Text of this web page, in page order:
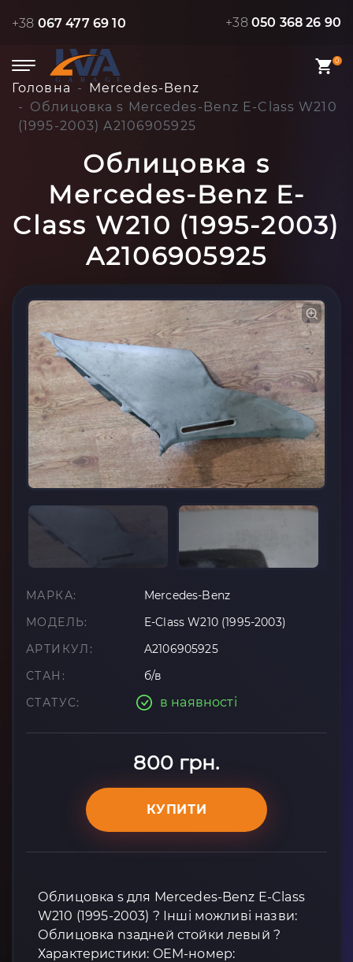
+38 067 477 69 10 +38 050 368 26 90
0
Головна
Mercedes-Benz
Облицовка s Mercedes-Benz E-Class W210
(1995-2003) A2106905925
Облицовка s
Mercedes-Benz E-
Class W210 (1995-2003)
A2106905925
МАРКА:
Mercedes-Benz
МОДЕЛЬ:
E-Class W210 (1995-2003)
АРТИКУЛ:
A2106905925
СТАН:
б/в
СТАТУС:
в наявності
800 грн.
КУПИТИ
Облицовка s для Mercedes-Benz E-Class
W210 (1995-2003) ? Інші можливі назви:
Облицовка nзадней стойки левый ?
Характеристики: OEM-номер: